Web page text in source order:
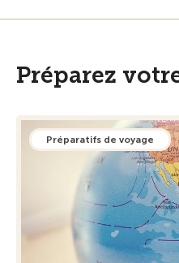
Préparez
Préparatifs de voyage